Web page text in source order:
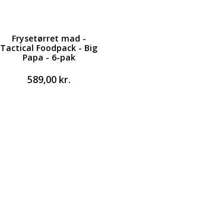
Frysetørret mad -
Tactical Foodpack - Big
Papa - 6-pak
589,00 kr.